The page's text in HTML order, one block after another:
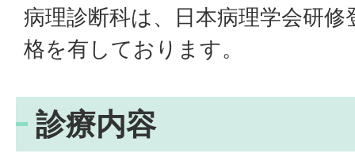
病理診断科は、日本病理学会研
格を有しております。
診療内容